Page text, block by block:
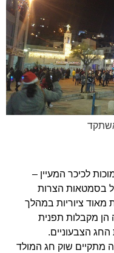
לכיכר המעיין –
בסמטאות הצרות
מאוד ציוריות במהלך
הן מקבלות תפנית
הצבעוניים.
מתקיים שוק חג המולד